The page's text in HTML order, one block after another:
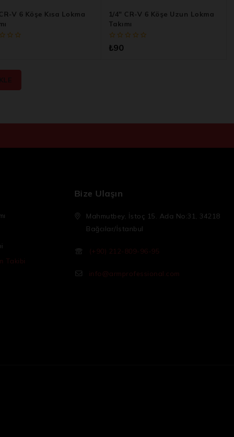
V 6 Köşe Kısa Lokma
1/4″ CR-V 6 Köşe Uzun Lokma
Takımı
0
₺90
Takibi
Bize Ulaşın
Mahmutbey, İstoç 15. Ada No:31, 34218
Bağcılar/İstanbul
(+90) 212-809-96-95
info@armprofessional.com